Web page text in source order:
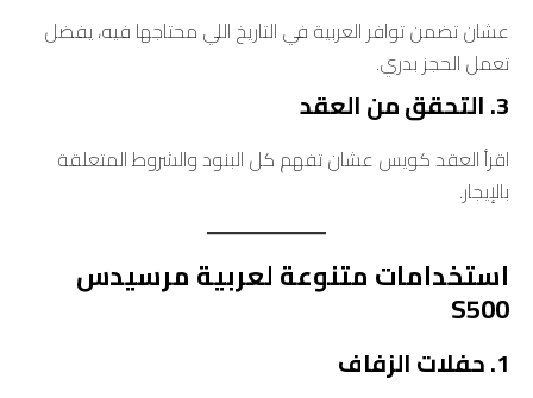
عشان تضمن توافر العربية في التاريخ اللي محتاجها فيه، يفضل
تعمل الحجز بدري.
3. التحقق من العقد
اقرأ العقد كويس عشان تفهم كل البنود والشروط المتعلقة
بالإيجار.
استخدامات متنوعة لعربية مرسيدس
S500
1. حفلات الزفاف